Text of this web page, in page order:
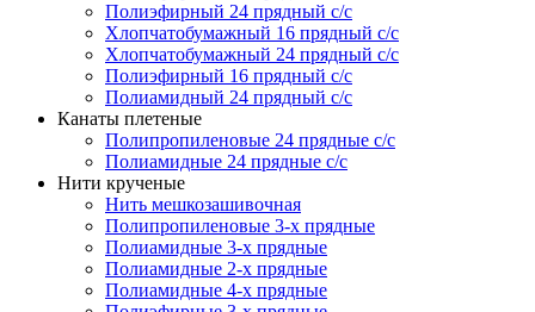
Полиэфирный 24 прядный с/с
Хлопчатобумажный 16 прядный с/с
Хлопчатобумажный 24 прядный с/с
Полиэфирный 16 прядный с/с
Полиамидный 24 прядный с/с
Канаты плетеные
Полипропиленовые 24 прядные с/с
Полиамидные 24 прядные с/с
Нити крученые
Нить мешкозашивочная
Полипропиленовые 3-х прядные
Полиамидные 3-х прядные
Полиамидные 2-х прядные
Полиамидные 4-х прядные